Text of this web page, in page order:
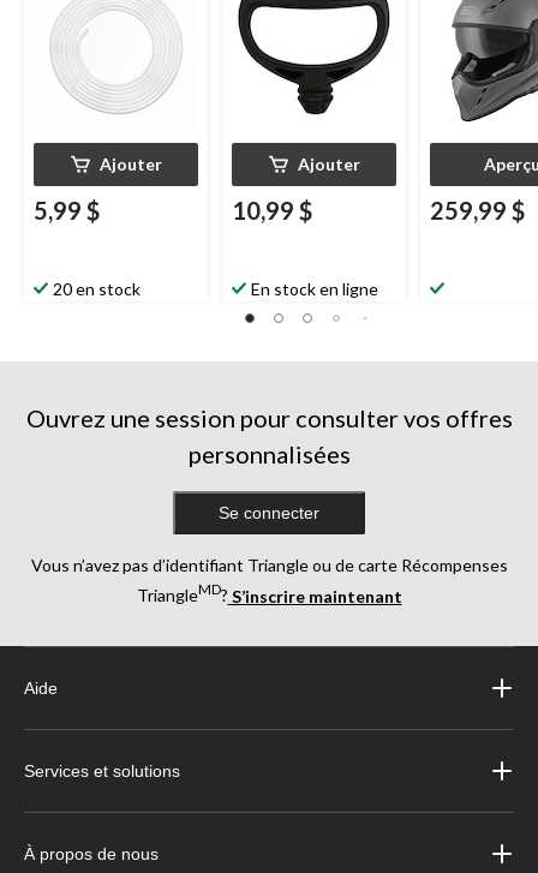
Ajouter
5,99 $
20 en stock
Ajouter
10,99 $
En stock en ligne
adultes, choix
tailles
259,99 $
Ouvrez une session pour consulter vos offres
personnalisées
Se connecter
Vous n’avez pas d’identifiant Triangle ou de carte Récompenses
TriangleMD? S’inscrire maintenant
Aide
Services et solutions
À propos de nous